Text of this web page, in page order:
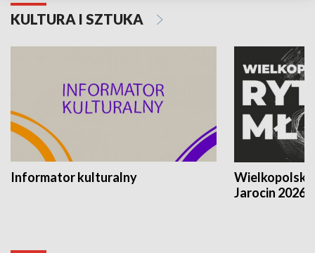
KULTURA I SZTUKA
Informator kulturalny
Jarocin 2026